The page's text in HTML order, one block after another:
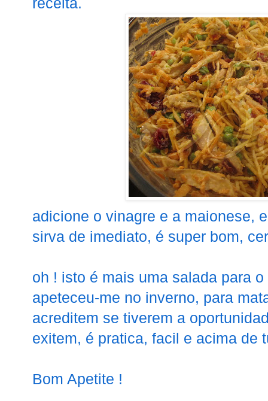
receita.
adicione o vinagre e a maionese,
sirva de imediato, é super bom,
oh ! isto é mais uma salada para
apeteceu-me no inverno, para
acreditem se tiverem a
exitem, é pratica, facil e acima de
Bom Apetite !